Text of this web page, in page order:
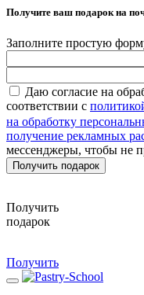
Получите ваш подарок на
Заполните простую
Даю согласие на
соответствии с
на обработку
получение рекламных
мессенджеры, чтобы не
Получить подарок
Получить
подарок
Получить